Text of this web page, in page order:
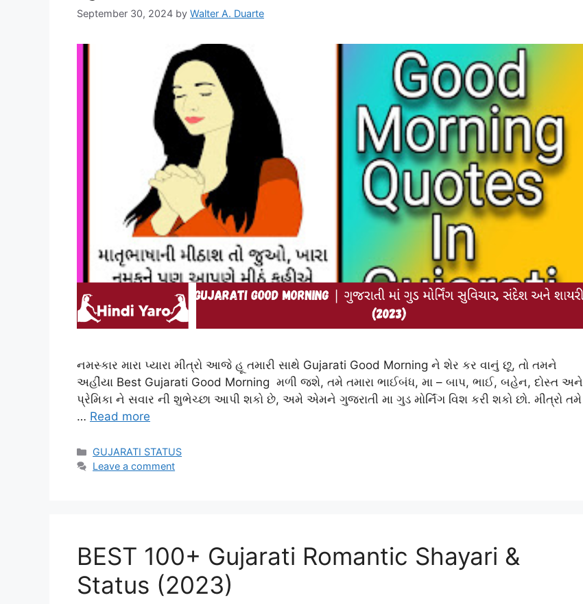
September 30, 2024 by Walter A. Duarte
નમસ્કાર મારા પ્યારા મીત્રો આજે હૂ તમારી સાથે Gujarati Good Morning ને શેર કર વાનું છૂ, તો તમને
અહીંયા Best Gujarati Good Morning મળી જશે, તમે તમારા ભાઈબંધ, મા – બાપ, ભાઈ, બહેન, દોસ્ત અને
પ્રેમિકા ને સવાર ની શુભેચ્છા આપી શકો છે, અમે એમને ગુજરાતી મા ગુડ મોર્નિંગ વિશ કરી શકો છો. મીત્રો તમે
… Read more
Categories
GUJARATI STATUS
Leave a comment
BEST 100+ Gujarati Romantic Shayari &
Status (2023)